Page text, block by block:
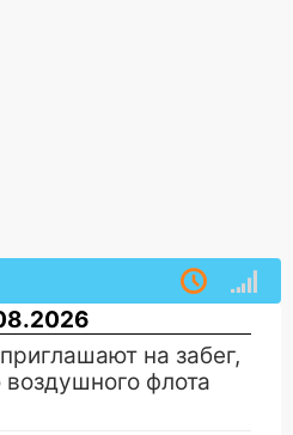
на забег,
флота